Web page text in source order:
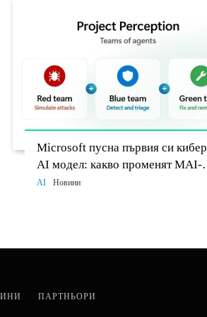
Microsoft пусна първия си кибер
AI модел: какво променят MAI-
Cyber-1-Flash и Project Perception
AI Новини
ПАРТНЬОРИ